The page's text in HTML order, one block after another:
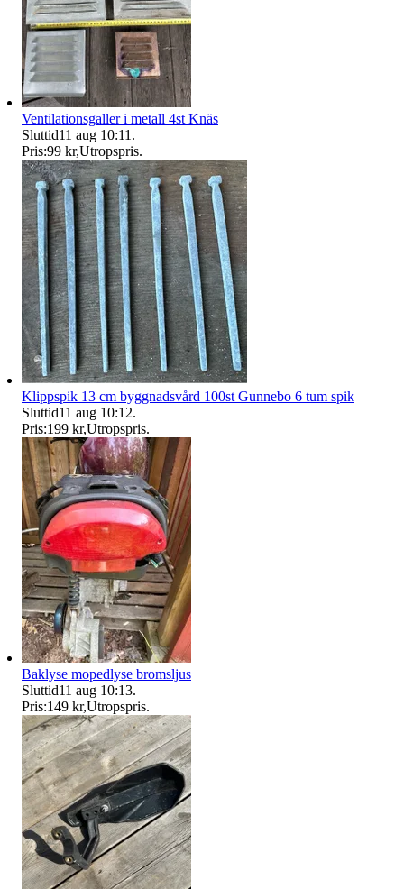
Ventilationsgaller i metall 4st Knäs
Sluttid11 aug 10:11 .
Pris:99 kr,Utropspris.
Klippspik 13 cm byggnadsvård 100st Gunnebo 6 tum spik
Sluttid11 aug 10:12.
Pris:199 kr,Utropspris.
Baklyse mopedlyse bromsljus
Sluttid11 aug 10:13.
Pris:149 kr,Utropspris.